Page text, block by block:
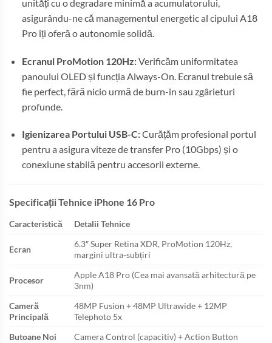
unități cu o degradare minimă a acumulatorului,
asigurându-ne că managementul energetic al cipului A18
Pro îți oferă o autonomie solidă.
Ecranul ProMotion 120Hz:Verificăm uniformitatea
panoului OLED și funcția Always-On. Ecranul trebuie să
fie perfect, fără nicio urmă de burn-in sau zgârieturi
profunde.
Igienizarea Portului USB-C:Curățăm profesional portul
pentru a asigura viteze de transfer Pro (10Gbps) și o
conexiune stabilă pentru accesorii externe.
Specificații Tehnice iPhone 16 Pro
Caracteristică Detalii Tehnice
Ecran
6.3″ Super Retina XDR, ProMotion 120Hz,
margini ultra-subțiri
Procesor
Apple A18 Pro (Cea mai avansată arhitectură pe
3nm)
Cameră
Principală
48MP Fusion + 48MP Ultrawide + 12MP
Telephoto 5x
Butoane Noi
Camera Control (capacitiv) + Action Button